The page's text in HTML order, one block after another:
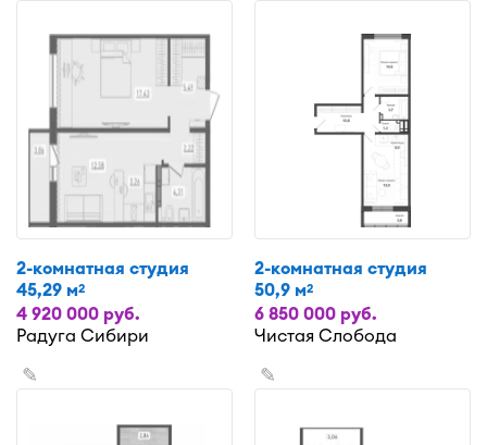
2-комнатная студия
45,29 м2
4 920 000 руб.
Радуга Сибири
2-комнатная студия
50,9 м2
6 850 000 руб.
Чистая Слобода
✎ ✎